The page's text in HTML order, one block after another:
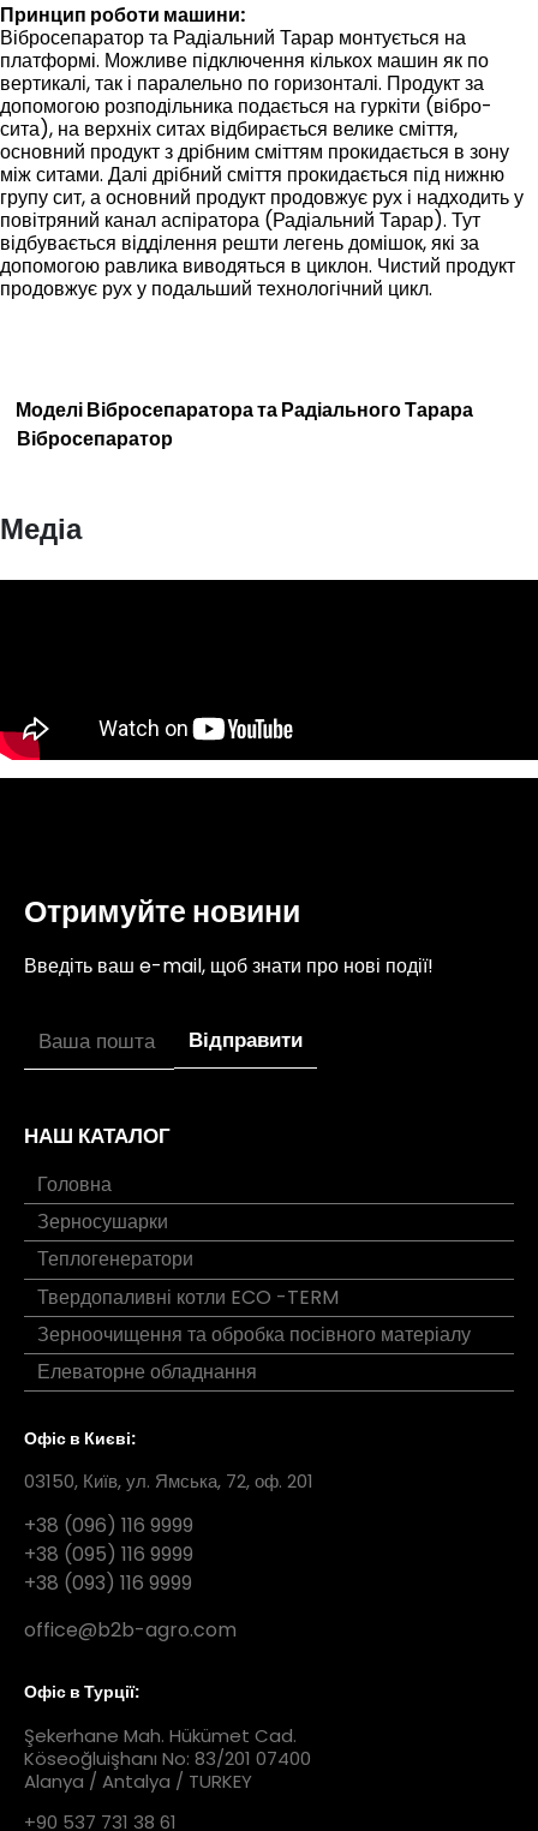
Принцип роботи машини:
Вібросепаратор та Радіальний Тарар монтується на
платформі. Можливе підключення кількох машин як по
вертикалі, так і паралельно по горизонталі. Продукт за
допомогою розподільника подається на гуркіти (вібро-
сита), на верхніх ситах відбирається велике сміття,
основний продукт з дрібним сміттям прокидається в зону
між ситами. Далі дрібний сміття прокидається під нижню
групу сит, а основний продукт продовжує рух і надходить у
повітряний канал аспіратора (Радіальний Тарар). Тут
відбувається відділення решти легень домішок, які за
допомогою равлика виводяться в циклон. Чистий продукт
продовжує рух у подальший технологічний цикл.
Моделі Вібросепаратора та Радіального Тарара
Вібросепаратор
Медіа
Отримуйте новини
Введіть ваш e-mail, щоб знати про нові події!
НАШ КАТАЛОГ
Головна
Зерносушарки
Теплогенератори
Твердопаливні котли ECO -TERM
Зерноочищення та обробка посівного матеріалу
Елеваторне обладнання
Офіс в Києві:
03150, Київ, ул. Ямська, 72, оф. 201
+38 (096) 116 9999
+38 (095) 116 9999
+38 (093) 116 9999
office@b2b-agro.com
Офіс в Турції:
Şekerhane Mah. Hükümet Cad.
Köseoğluişhanı No: 83/201 07400
Alanya / Antalya / TURKEY
+90 537 731 38 61